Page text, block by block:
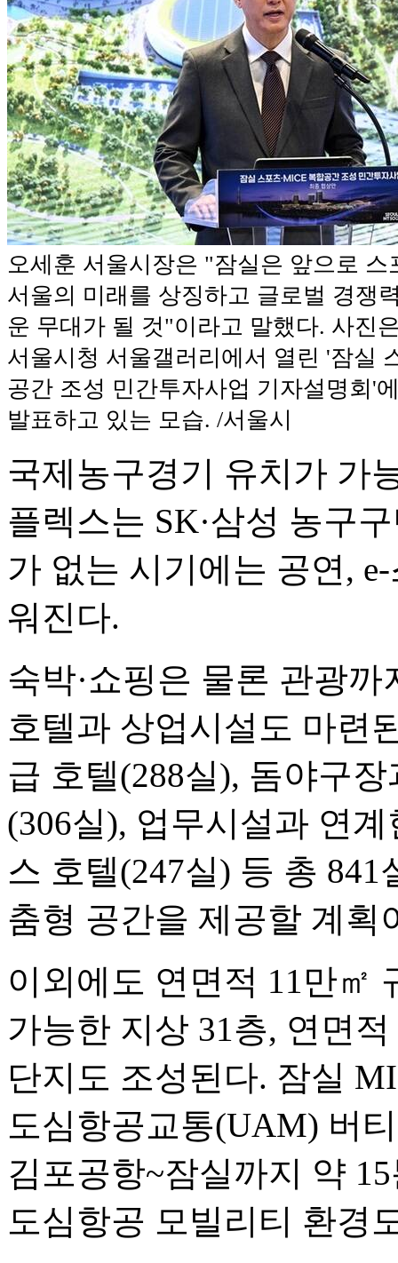
오세훈 서울시장은 "잠실은 앞으로 스
서울의 미래를 상징하고 글로벌 경쟁
운 무대가 될 것"이라고 말했다. 사진
서울시청 서울갤러리에서 열린 '잠실
공간 조성 민간투자사업 기자설명회'
발표하고 있는 모습. /서울시
국제농구경기 유치가 가
플렉스는 SK·삼성 농구
가 없는 시기에는 공연,
워진다.
숙박·쇼핑은 물론 관광
호텔과 상업시설도 마련
급 호텔(288실), 돔야구
(306실), 업무시설과 연
스 호텔(247실) 등 총
춤형 공간을 제공할 계획
이외에도 연면적 11만㎡
가능한 지상 31층, 연면
단지도 조성된다. 잠실
도심항공교통(UAM) 버
김포공항~잠실까지 약
도심항공 모빌리티 환경